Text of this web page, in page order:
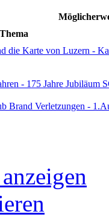
Thema
die Karte von Luzern -
- 175 Jahre Jubiläum
Brand Verletzungen -